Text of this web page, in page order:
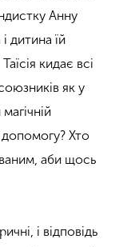
Анну
дитина їй
кидає всі
як у
допомогу? Хто
аби щось
і відповідь